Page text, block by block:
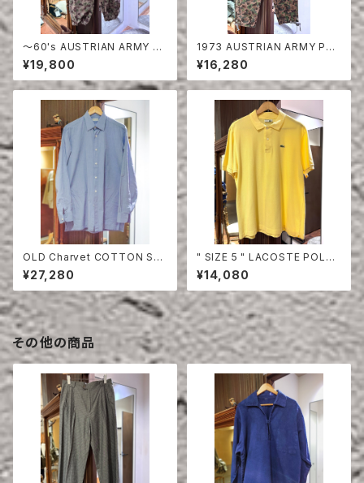
〜60's AUSTRIAN ARMY PE
A DOT CAMO FIERD PANT
S
¥19,800
1973 AUSTRIAN ARMY PEA
DOT CAMO FIERD PANTS
¥16,280
OLD Charvet COTTON SHI
RT
¥27,280
" SIZE 5 " LACOSTE POLO
SHIRT YELLOW
¥14,080
その他の商品